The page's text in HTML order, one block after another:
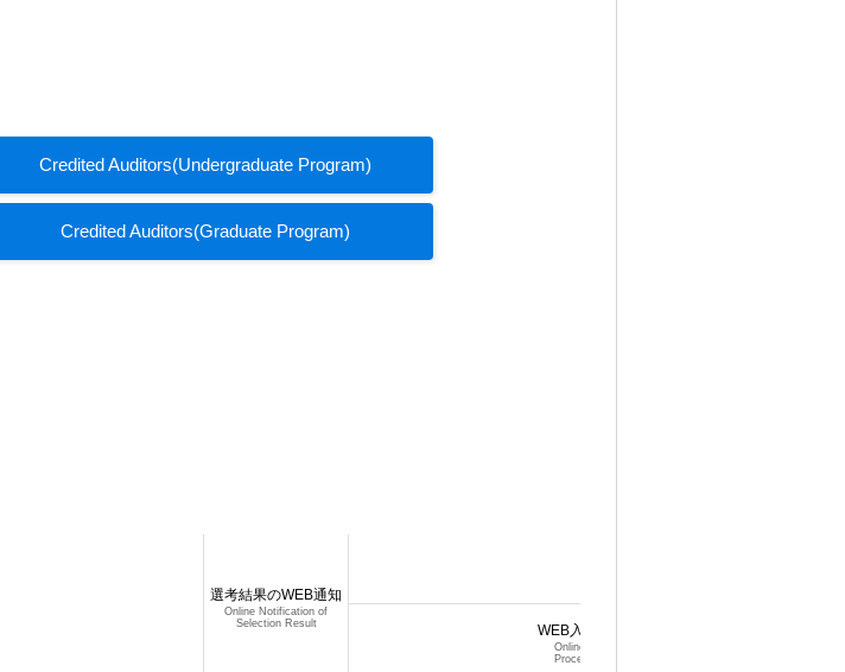
Credited Auditors(Undergraduate Program)
Credited Auditors(Graduate Program)
選考結果のWEB通知
Online Notification of
Selection Result
WEB入学手続期間
Online Admission
Procedure Period